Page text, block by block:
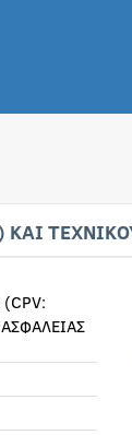
ΚΑΙ